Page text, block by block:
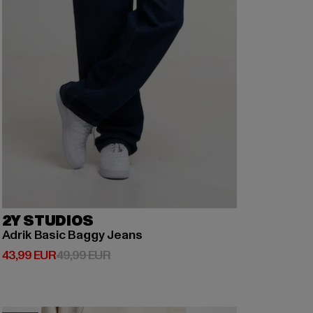
2Y STUDIOS
Adrik Basic Baggy Jeans
43,99 EUR
Derzeitiger Preis: 43,99 EUR
49,99 EURAktionspreis: 49,99 EUR